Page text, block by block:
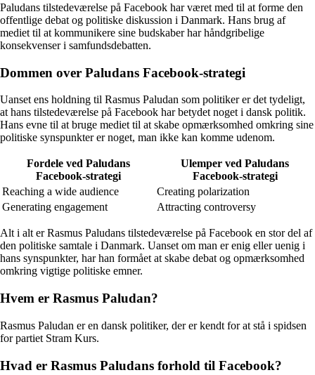
Paludans tilstedeværelse på Facebook har været med til at forme den
offentlige debat og politiske diskussion i Danmark. Hans brug af
mediet til at kommunikere sine budskaber har håndgribelige
konsekvenser i samfundsdebatten.
Dommen over Paludans Facebook-strategi
Uanset ens holdning til Rasmus Paludan som politiker er det tydeligt,
at hans tilstedeværelse på Facebook har betydet noget i dansk politik.
Hans evne til at bruge mediet til at skabe opmærksomhed omkring sine
politiske synspunkter er noget, man ikke kan komme udenom.
Fordele ved Paludans
Facebook-strategi
Ulemper ved Paludans
Facebook-strategi
Reaching a wide audience
Creating polarization
Generating engagement
Attracting controversy
Alt i alt er Rasmus Paludans tilstedeværelse på Facebook en stor del af
den politiske samtale i Danmark. Uanset om man er enig eller uenig i
hans synspunkter, har han formået at skabe debat og opmærksomhed
omkring vigtige politiske emner.
Hvem er Rasmus Paludan?
Rasmus Paludan er en dansk politiker, der er kendt for at stå i spidsen
for partiet Stram Kurs.
Hvad er Rasmus Paludans forhold til Facebook?